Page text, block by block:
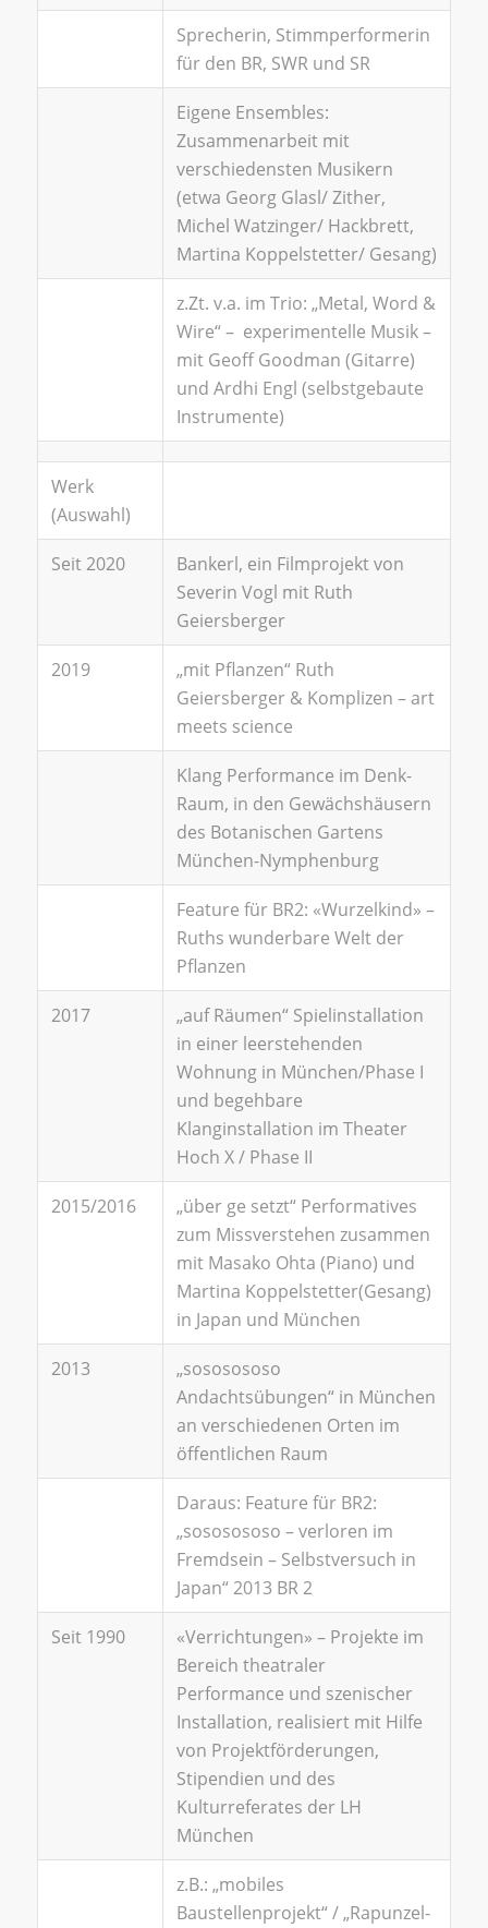
Sprecherin, Stimmperformerin
für den BR, SWR und SR
Eigene Ensembles:
Zusammenarbeit mit
verschiedensten Musikern
(etwa Georg Glasl/ Zither,
Michel Watzinger/ Hackbrett,
Martina Koppelstetter/ Gesang)
z.Zt. v.a. im Trio: „Metal, Word &
Wire“ – experimentelle Musik –
mit Geoff Goodman (Gitarre)
und Ardhi Engl (selbstgebaute
Instrumente)
Werk
(Auswahl)
Seit 2020
Bankerl, ein Filmprojekt von
Severin Vogl mit Ruth
Geiersberger
2019
„mit Pflanzen“ Ruth
Geiersberger & Komplizen – art
meets science
Klang Performance im Denk-
Raum, in den Gewächshäusern
des Botanischen Gartens
München-Nymphenburg
Feature für BR2: «Wurzelkind» –
Ruths wunderbare Welt der
Pflanzen
2017
„auf Räumen“ Spielinstallation
in einer leerstehenden
Wohnung in München/Phase I
und begehbare
Klanginstallation im Theater
Hoch X / Phase II
2015/2016
„über ge setzt“ Performatives
zum Missverstehen zusammen
mit Masako Ohta (Piano) und
Martina Koppelstetter(Gesang)
in Japan und München
2013
„sososososo
Andachtsübungen“ in München
an verschiedenen Orten im
öffentlichen Raum
Daraus: Feature für BR2:
„sososososo – verloren im
Fremdsein – Selbstversuch in
Japan“ 2013 BR 2
Seit 1990
«Verrichtungen» – Projekte im
Bereich theatraler
Performance und szenischer
Installation, realisiert mit Hilfe
von Projektförderungen,
Stipendien und des
Kulturreferates der LH
München
z.B.: „mobiles
Baustellenprojekt“ / „Rapunzel-